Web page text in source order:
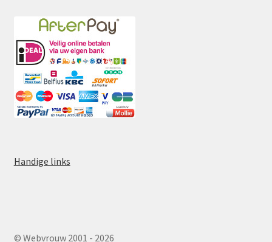
Handige links
© Webvrouw 2001 - 2026